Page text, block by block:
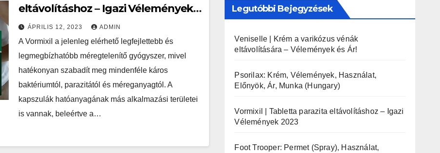
eltávolításhoz – Igazi Vélemények
2023
ÁPRILIS 12, 2023 ADMIN
A Vormixil a jelenleg elérhető legfejlettebb és
legmegbízhatóbb méregtelenítő gyógyszer, mivel
hatékonyan szabadít meg mindenféle káros
baktériumtól, parazitától és méreganyagtól. A
kapszulák hatóanyagának más alkalmazási területei
is vannak, beleértve a…
Legutóbbi Bejegyzések
Veniselle | Krém a varikózus vénák
eltávolítására – Vélemények és Ár!
Psorilax: Krém, Vélemények, Használat,
Előnyök, Ár, Munka (Hungary)
Vormixil | Tabletta parazita eltávolításhoz – Igazi
Vélemények 2023
Foot Trooper: Permet (Spray), Használat,